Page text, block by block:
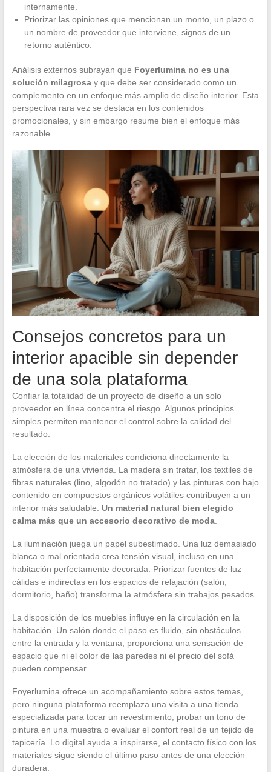
internamente.
Priorizar las opiniones que mencionan un monto, un plazo o
un nombre de proveedor que interviene, signos de un
retorno auténtico.
Análisis externos subrayan que Foyerlumina no es una
solución milagrosay que debe ser considerado como un
complemento en un enfoque más amplio de diseño interior. Esta
perspectiva rara vez se destaca en los contenidos
promocionales, y sin embargo resume bien el enfoque más
razonable.
Consejos concretos para un
interior apacible sin depender
de una sola plataforma
Confiar la totalidad de un proyecto de diseño a un solo
proveedor en línea concentra el riesgo. Algunos principios
simples permiten mantener el control sobre la calidad del
resultado.
La elección de los materiales condiciona directamente la
atmósfera de una vivienda. La madera sin tratar, los textiles de
fibras naturales (lino, algodón no tratado) y las pinturas con bajo
contenido en compuestos orgánicos volátiles contribuyen a un
interior más saludable. Un material natural bien elegido
calma más que un accesorio decorativo de moda.
La iluminación juega un papel subestimado. Una luz demasiado
blanca o mal orientada crea tensión visual, incluso en una
habitación perfectamente decorada. Priorizar fuentes de luz
cálidas e indirectas en los espacios de relajación (salón,
dormitorio, baño) transforma la atmósfera sin trabajos pesados.
La disposición de los muebles influye en la circulación en la
habitación. Un salón donde el paso es fluido, sin obstáculos
entre la entrada y la ventana, proporciona una sensación de
espacio que ni el color de las paredes ni el precio del sofá
pueden compensar.
Foyerlumina ofrece un acompañamiento sobre estos temas,
pero ninguna plataforma reemplaza una visita a una tienda
especializada para tocar un revestimiento, probar un tono de
pintura en una muestra o evaluar el confort real de un tejido de
tapicería. Lo digital ayuda a inspirarse, el contacto físico con los
materiales sigue siendo el último paso antes de una elección
duradera.